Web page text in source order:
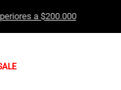
iguales o superiores